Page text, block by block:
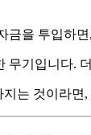
금을 투입하
무기입니다.
는 것이라